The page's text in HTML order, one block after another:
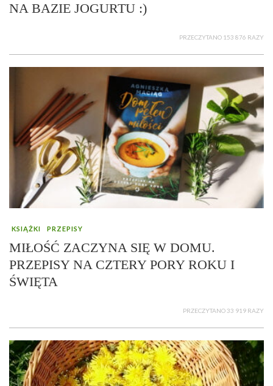
NA BAZIE JOGURTU :)
PRZECZYTANO 153 876 RAZY
KSIĄŻKI PRZEPISY
MIŁOŚĆ ZACZYNA SIĘ W DOMU.
PRZEPISY NA CZTERY PORY ROKU I
ŚWIĘTA
PRZECZYTANO 33 919 RAZY